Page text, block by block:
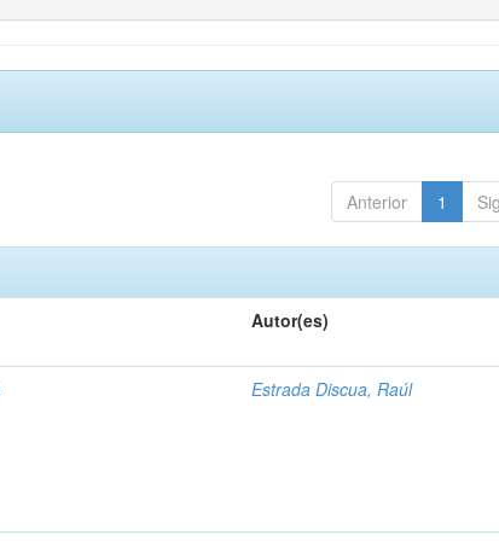
Anterior 1
Autor(es)
Estrada Discua, Raúl